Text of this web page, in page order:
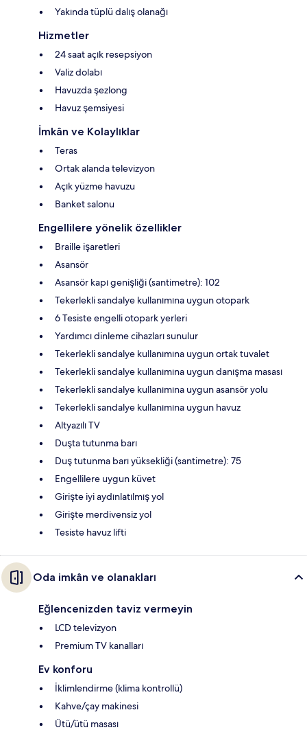
Yakında tüplü dalış olanağı
Hizmetler
24 saat açık resepsiyon
Valiz dolabı
Havuzda şezlong
Havuz şemsiyesi
İmkân ve Kolaylıklar
Teras
Ortak alanda televizyon
Açık yüzme havuzu
Banket salonu
Engellilere yönelik özellikler
Braille işaretleri
Asansör
Asansör kapı genişliği (santimetre): 102
Tekerlekli sandalye kullanımına uygun otopark
6 Tesiste engelli otopark yerleri
Yardımcı dinleme cihazları sunulur
Tekerlekli sandalye kullanımına uygun ortak tuvalet
Tekerlekli sandalye kullanımına uygun danışma masası
Tekerlekli sandalye kullanımına uygun asansör yolu
Tekerlekli sandalye kullanımına uygun havuz
Altyazılı TV
Duşta tutunma barı
Duş tutunma barı yüksekliği (santimetre): 75
Engellilere uygun küvet
Girişte iyi aydınlatılmış yol
Girişte merdivensiz yol
Tesiste havuz lifti
Oda imkân ve olanakları
Eğlencenizden taviz vermeyin
LCD televizyon
Premium TV kanalları
Ev konforu
İklimlendirme (klima kontrollü)
Kahve/çay makinesi
Ütü/ütü masası